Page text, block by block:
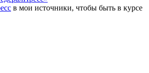
в мои источники, чтобы быть в курсе